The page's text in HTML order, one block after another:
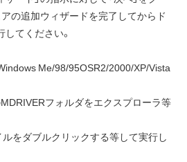
の追加ウィザードを完了してからド
てください。
Me/98/95OSR2/2000/XP/Vista
フォルダをエクスプローラ等
ルをダブルクリックする等して実行し